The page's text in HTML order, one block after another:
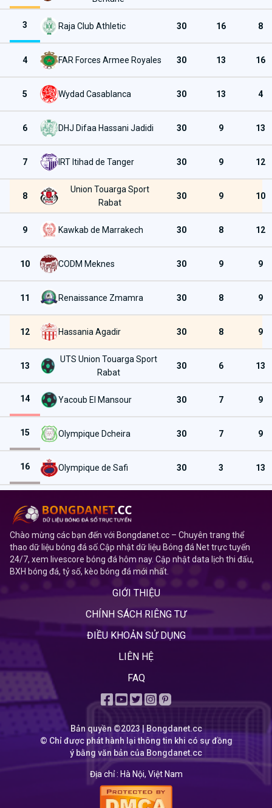
3 Raja Club Athletic 30 16 8
4 FAR Forces Armee Royales 30 13 16
5 Wydad Casablanca 30 13 4
6 DHJ Difaa Hassani Jadidi 30 9 13
7 IRT Itihad de Tanger 30 9 12
8
Union Touarga Sport
Rabat
30 9 10
9 Kawkab de Marrakech 30 8 12
10 CODM Meknes 30 9 9
11 Renaissance Zmamra 30 8 9
12 Hassania Agadir 30 8 9
13
UTS Union Touarga Sport
Rabat
30 6 13
14 Yacoub El Mansour 30 7 9
15 Olympique Dcheira 30 7 9
16 Olympique de Safi 30 3 13
Chào mừng các bạn đến với Bongdanet.cc – Chuyên trang thể
thao dữ liệu bóng đá số.Cập nhật dữ liệu Bóng đá Net trực tuyến
24/7, xem livescore bóng đá hôm nay. Cập nhật data lịch thi đấu,
BXH bóng đá, tỷ số, kèo bóng đá mới nhất.
GIỚI THIỆU
CHÍNH SÁCH RIÊNG TƯ
ĐIỀU KHOẢN SỬ DỤNG
LIÊN HỆ
FAQ
Bản quyền ©2023 | Bongdanet.cc
© Chỉ được phát hành lại thông tin khi có sự đồng
ý bằng văn bản của Bongdanet.cc
Địa chỉ : Hà Nội, Việt Nam